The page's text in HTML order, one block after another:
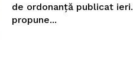
de ordonanţă publicat ieri. Ministerul Dezvoltării
propune...